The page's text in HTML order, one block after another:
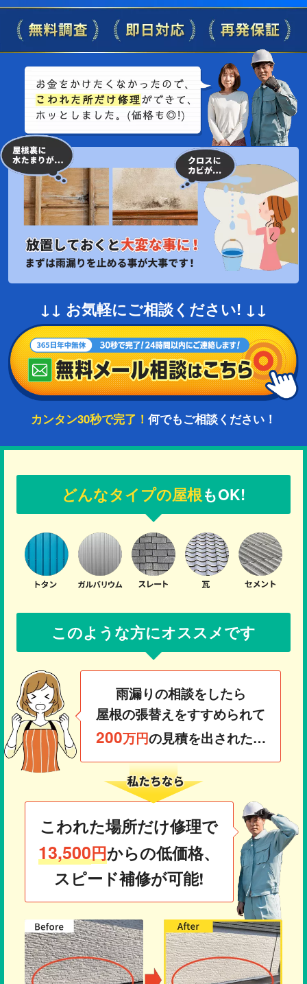
↓↓ お気軽にご相談ください! ↓↓
カンタン30秒で完了！ 何でもご相談ください！
どんなタイプの屋根もOK!
このような方にオススメです
雨漏りの相談をしたら
屋根の張替えをすすめられて
200万円の見積を出された…
こわれた場所だけ修理で
13,500円からの低価格、
スピード補修が可能!